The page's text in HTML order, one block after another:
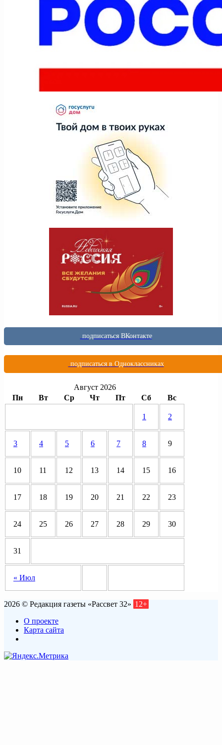
подписаться ВКонтакте
подписаться в Одноклассниках
Август 2026
Пн
Вт Ср Чт Пт Сб Вс
« Июл
1 2
3 4 5 6 7 8 9
10 11 12 13 14 15 16
17 18 19 20 21 22 23
24 25 26 27 28 29 30
31
2026 © Редакция газеты «Рассвет 32» 12+
О проекте
Карта сайта